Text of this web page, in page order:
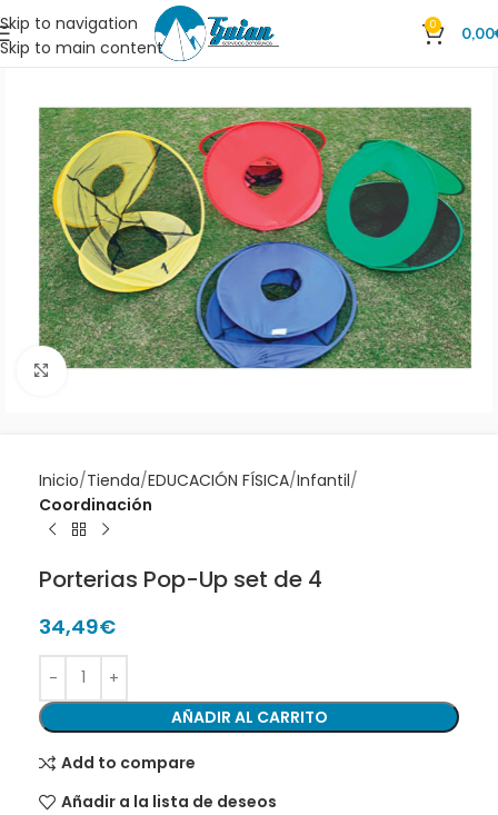
Skip to navigation
Skip to main content
0 0,00
Clic para ampliar
Inicio Tienda EDUCACIÓN FÍSICA Infantil
Coordinación
Porterias Pop-Up set de 4
34,49€
AÑADIR AL CARRITO
Add to compare
Añadir a la lista de deseos